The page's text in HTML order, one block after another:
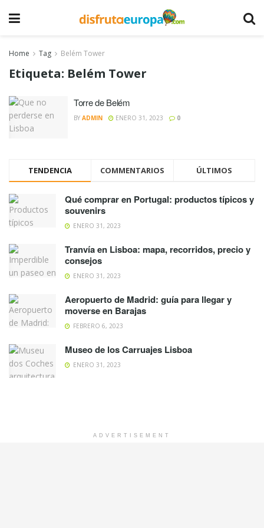
Home Tag Belém Tower
Etiqueta: Belém Tower
Torre de Belém
BY ADMIN ENERO 31, 2023 0
TENDENCIA COMMENTARIOS ÚLTIMOS
Qué comprar en Portugal: productos típicos y
souvenirs
ENERO 31, 2023
Tranvía en Lisboa: mapa, recorridos, precio y
consejos
ENERO 31, 2023
Aeropuerto de Madrid: guía para llegar y
moverse en Barajas
FEBRERO 6, 2023
Museo de los Carruajes Lisboa
ENERO 31, 2023
ADVERTISEMENT